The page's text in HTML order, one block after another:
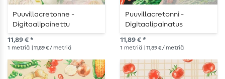
Puuvillacretonne -
Digitaalipainettu
vihannekset valkoinen
11,89 € *
1 metriä | 11,89 € / metriä
Puuvillacretonni -
Digitaalipainatus
vihannekset musta
11,89 € *
1 metriä | 11,89 € / metriä